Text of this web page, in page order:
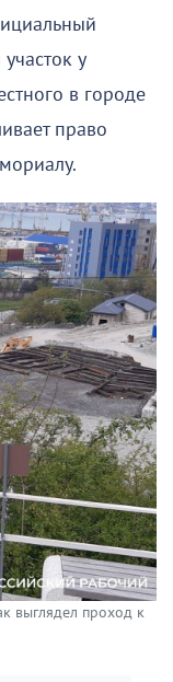
у
в городе
право
выглядел проход к